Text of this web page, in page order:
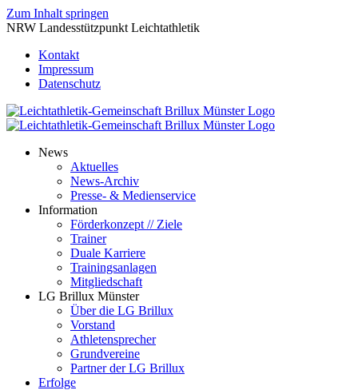
Zum Inhalt springen
NRW Landesstützpunkt Leichtathletik
Kontakt
Impressum
Datenschutz
News
Aktuelles
News-Archiv
Presse- & Medienservice
Information
Förderkonzept // Ziele
Trainer
Duale Karriere
Trainingsanlagen
Mitgliedschaft
LG Brillux Münster
Über die LG Brillux
Vorstand
Athletensprecher
Grundvereine
Partner der LG Brillux
Erfolge